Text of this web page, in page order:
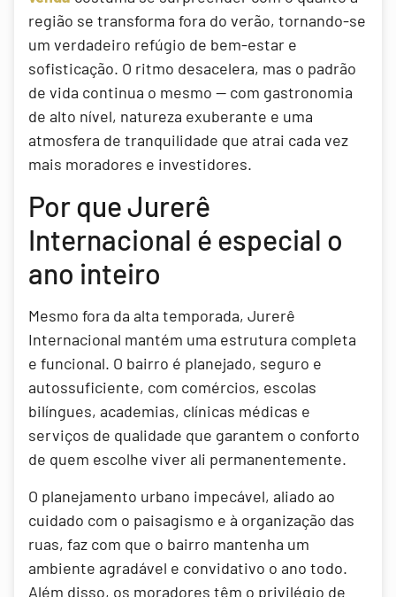
região se transforma fora do verão, tornando-se
um verdadeiro refúgio de bem-estar e
sofisticação. O ritmo desacelera, mas o padrão
de vida continua o mesmo — com gastronomia
de alto nível, natureza exuberante e uma
atmosfera de tranquilidade que atrai cada vez
mais moradores e investidores.
Por que Jurerê
Internacional é especial o
ano inteiro
Mesmo fora da alta temporada, Jurerê
Internacional mantém uma estrutura completa
e funcional. O bairro é planejado, seguro e
autossuficiente, com comércios, escolas
bilíngues, academias, clínicas médicas e
serviços de qualidade que garantem o conforto
de quem escolhe viver ali permanentemente.
O planejamento urbano impecável, aliado ao
cuidado com o paisagismo e à organização das
ruas, faz com que o bairro mantenha um
ambiente agradável e convidativo o ano todo.
Além disso, os moradores têm o privilégio de